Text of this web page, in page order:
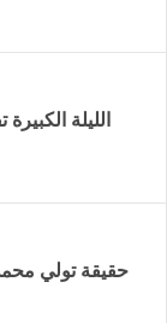
الليلة
حقيقة تولي